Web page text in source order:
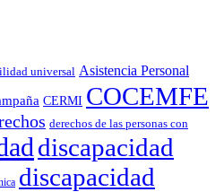
universal Asistencia Personal
CERMI COCEMFE
derechos de las personas con
discapacidad
discapacidad